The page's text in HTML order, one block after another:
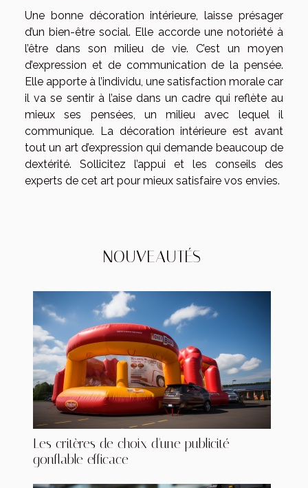
Une bonne décoration intérieure, laisse présager
d’un bien-être social. Elle accorde une notoriété à
l’être dans son milieu de vie. C’est un moyen
d’expression et de communication de la pensée.
Elle apporte à l’individu, une satisfaction morale car
il va se sentir à l’aise dans un cadre qui reflète au
mieux ses pensées, un milieu avec lequel il
communique. La décoration intérieure est avant
tout un art d’expression qui demande beaucoup de
dextérité. Sollicitez l’appui et les conseils des
experts de cet art pour mieux satisfaire vos envies.
NOUVEAUTÉS
Les critères de choix d'une publicité
gonflable efficace